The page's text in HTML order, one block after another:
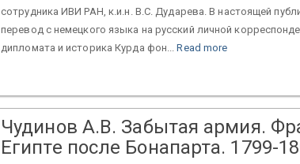
сотрудника ИВИ РАН, к.и.н. В.С. Дударева. В настоящей
перевод с немецкого языка на русский личной
дипломата и историка Курда фон...Read more
Чудинов А.В. Забытая армия.
Египте после Бонапарта. 1799-